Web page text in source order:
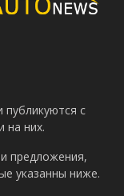
публикуются с
на них.
предложения,
указанны ниже.